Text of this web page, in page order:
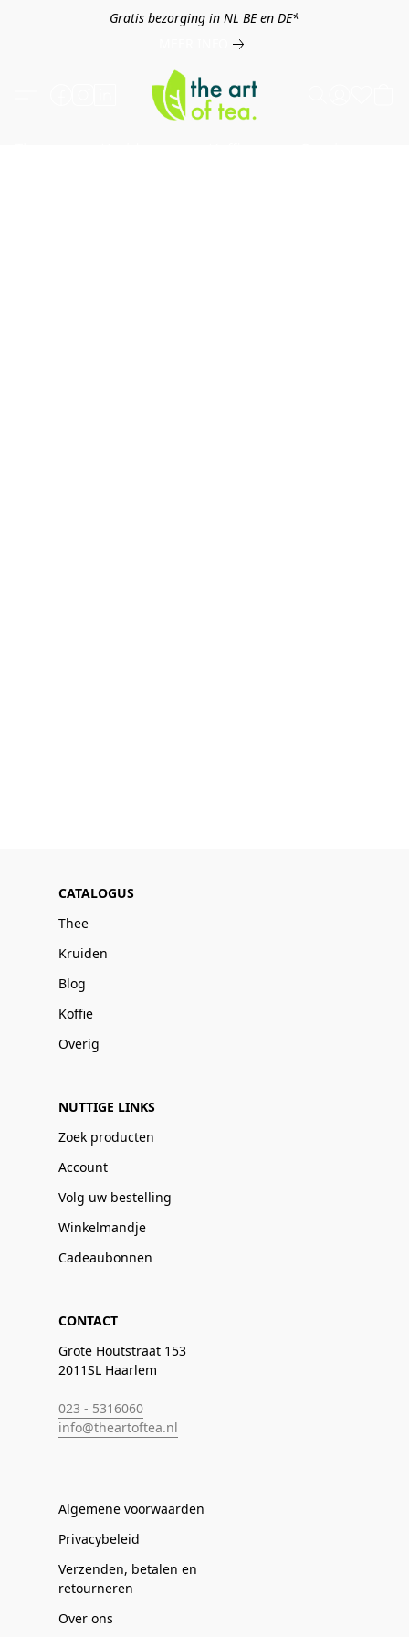
Gratis bezorging in NL BE en DE*
CATALOGUS
Thee
Kruiden
Blog
Koffie
Overig
NUTTIGE LINKS
Zoek producten
Account
Volg uw bestelling
Winkelmandje
Cadeaubonnen
CONTACT
Grote Houtstraat 153
2011SL Haarlem
023 - 5316060
info@theartoftea.nl
Algemene voorwaarden
Privacybeleid
Verzenden, betalen en
retourneren
Over ons